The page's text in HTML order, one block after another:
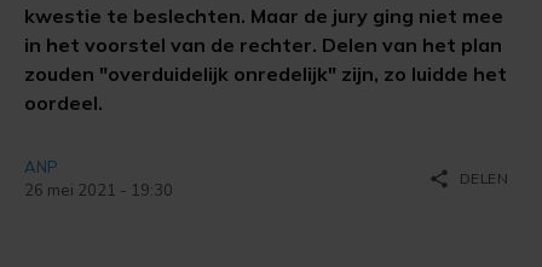
kwestie te beslechten. Maar de jury ging niet mee
in het voorstel van de rechter. Delen van het plan
zouden "overduidelijk onredelijk" zijn, zo luidde het
oordeel.
ANP
26 mei 2021 - 19:30
share DELEN